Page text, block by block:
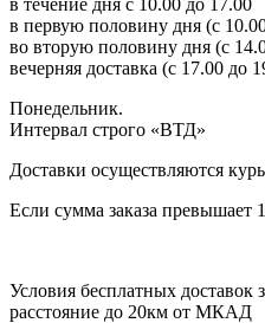
в течение дня с 10.00 до 17.00
в первую половину дня (с
во вторую половину дня (с
вечерняя доставка (с 17.00 до
Понедельник.
Интервал строго «ВТД»
Доставки осуществляются
Если сумма заказа превышает
Условия бесплатных
расстояние до 20км от МКАД